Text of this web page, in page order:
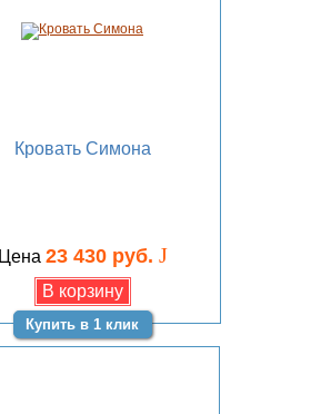
Кровать Симона
Цена 23 430 руб. J
Купить в 1 клик